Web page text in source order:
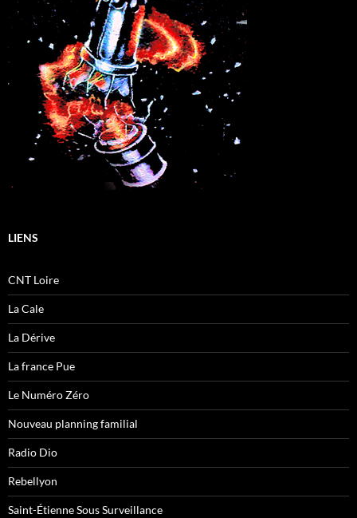
LIENS
CNT Loire
La Cale
La Dérive
La france Pue
Le Numéro Zéro
Nouveau planning familial
Radio Dio
Rebellyon
Saint-Étienne Sous Surveillance